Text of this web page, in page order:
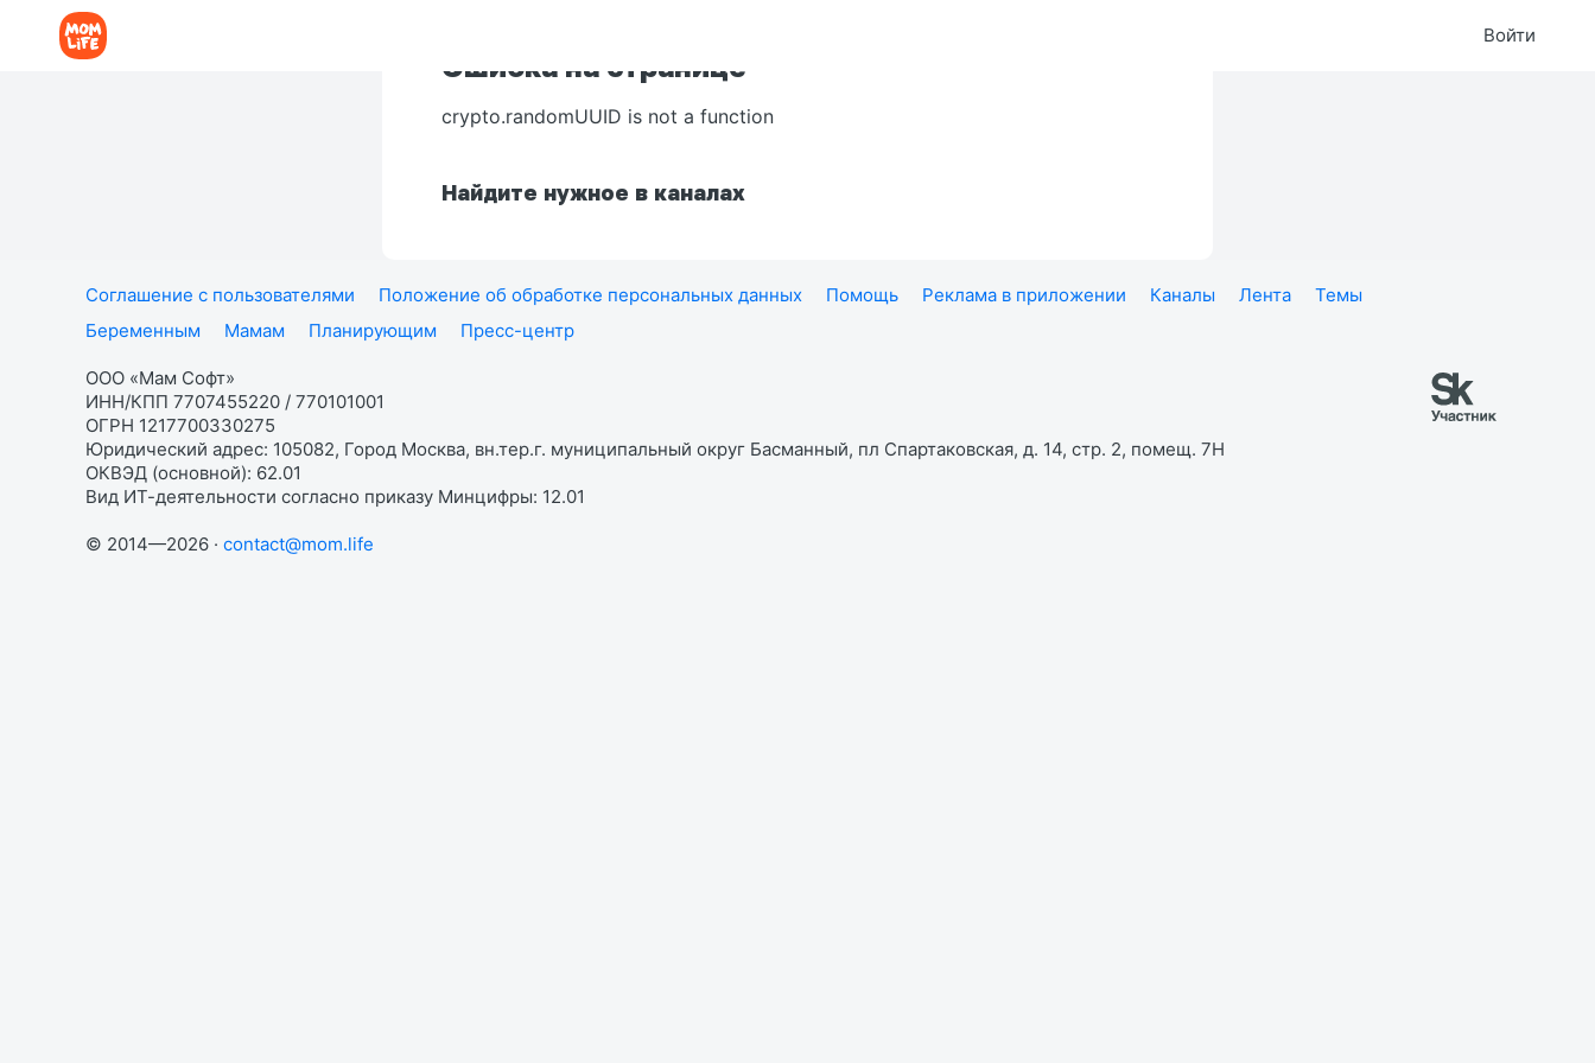
Войти
Ошибка на странице
crypto.randomUUID is not a function
Найдите нужное в каналах
Соглашение с пользователями Положение об обработке персональных данных Помощь Реклама в приложении Каналы Лента
Темы
Беременным
Мамам Планирующим Пресс-центр
ООО «Мам Софт»
ИНН/КПП 7707455220 / 770101001
ОГРН 1217700330275
Юридический адрес: 105082, Город Москва, вн.тер.г. муниципальный округ Басманный, пл Спартаковская, д. 14, стр. 2, помещ. 7Н
ОКВЭД (основной): 62.01
Вид ИТ-деятельности согласно приказу Минцифры: 12.01
© 2014—2026 · contact@mom.life